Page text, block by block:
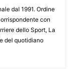
dal 1991. Ordine
con
dello Sport, La
del quotidiano